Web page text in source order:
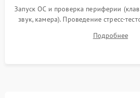
Запуск ОС и проверка периферии
звук, камера). Проведение стресс-
для контроля температурного
системы под пиковой
Подробнее